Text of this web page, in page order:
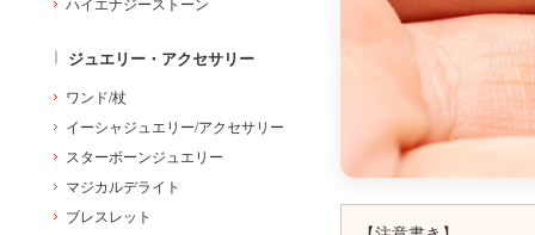
ハイエナジーストーン
ジュエリー・アクセサリー
ワンド/杖
イーシャジュエリー/アクセサリー
スターボーンジュエリー
マジカルデライト
ブレスレット